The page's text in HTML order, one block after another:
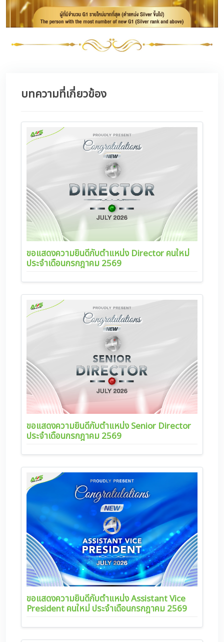
บทความที่เกี่ยวข้อง
ขอแสดงความยินดีกับตำแหน่ง Director คนใหม่
ประจำเดือนกรกฎาคม 2569
ขอแสดงความยินดีกับตำแหน่ง Senior Director
ประจำเดือนกรกฎาคม 2569
ขอแสดงความยินดีกับตำแหน่ง Assistant Vice
President คนใหม่ ประจำเดือนกรกฎาคม 2569